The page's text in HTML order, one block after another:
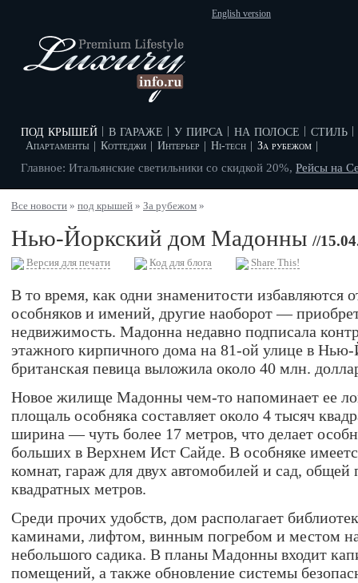
English version
под крышей
Апартаменты Коттеджи Интерьер Hi-tech За рубежом
в гараже у пирса на полосе стиль
Главное: Итальянские светильники со скидкой 20%, Рейсы на
Все новости » под крышей » За рубежом »
Нью-Йоркский дом Мадонны //
Версия для печати Код для блога Share This!
В то время, как одни знаменитости избавляются
особняков и имений, другие наоборот —
недвижимость. Мадонна недавно подписала
этажного кирпичного дома на 81-ой улице в
британская певица выложила около 40 млн.
Новое жилище Мадонны чем-то напоминает ее
площаль особняка составляет около 4 тысяч
ширина — чуть более 17 метров, что делает
больших в Верхнем Ист Сайде. В особняке
комнат, гараж для двух автомобилей и сад,
квадратных метров.
Среди прочих удобств, дом располагает
каминами, лифтом, винным погребом и местом
небольшого садика. В планы Мадонны входит
помещений, а также обновление системы